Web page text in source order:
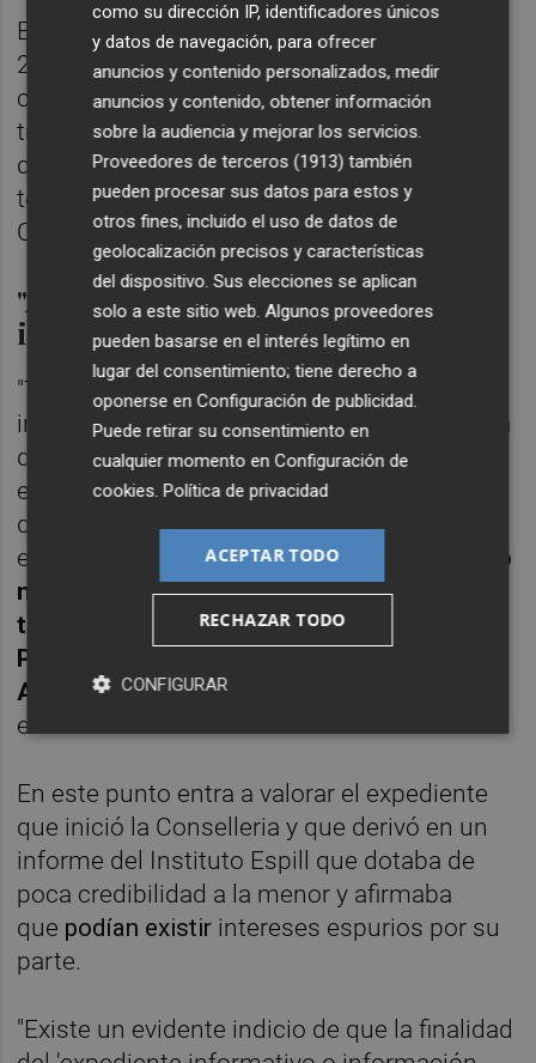
El informe recuerda que a 27 de febrero de
2017 ya son cuatro las personas que
conocen los posibles abusos: una
trabajadora social, un técnico del centro de
día, la directora del centro de menores y una
técnico de la dirección territorial de la
Conselleria de Igualdad.
"Actuación incompatible e
incomprensible" de la Generalitat
"Tenemos una actuación incompatible e
incomprensible. La Generalitat tiene la tutela
de la menor. Se comunica por la misma que
está sufriendo unos abusos sexuales, y no
durante poco tiempo, por parte de un
educador en un centro de acogida.
Y no sólo
no se denuncian los hechos, sino que
tampoco se ponen en conocimiento de la
Policía, ni de la Fiscalía de Menores ni de la
Administración de Justicia
escrito del Ministerio Público.
En este punto entra a valorar el expediente
que inició la Conselleria y que derivó en un
informe del Instituto Espill que dotaba de
poca credibilidad a la menor y afirmaba
que podían existir intereses espurios por su
parte.
"Existe un evidente indicio de que la finalidad
como su dirección IP, identificadores únicos
y datos de navegación, para ofrecer
anuncios y contenido personalizados, medir
anuncios y contenido, obtener información
sobre la audiencia y mejorar los servicios.
Proveedores de terceros (1913) también
pueden procesar sus datos para estos y
otros fines, incluido el uso de datos de
geolocalización precisos y características
del dispositivo. Sus elecciones se aplican
solo a este sitio web. Algunos proveedores
pueden basarse en el interés legítimo en
lugar del consentimiento; tiene derecho a
oponerse enConfiguración de publicidad.
Puede retirar su consentimiento en
cualquier momento enConfiguración de
cookies.Política de privacidad
ACEPTAR TODO
RECHAZAR TODO
CONFIGURAR